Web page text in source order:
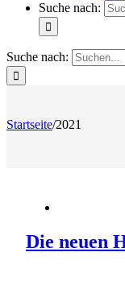
Suche nach:
Suche nach:
Startseite/2021
Die neuen